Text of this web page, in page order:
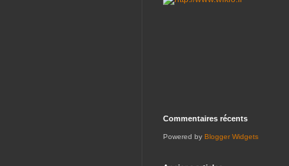
Commentaires récents
Powered by Blogger Widgets